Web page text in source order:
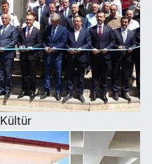
Kültür